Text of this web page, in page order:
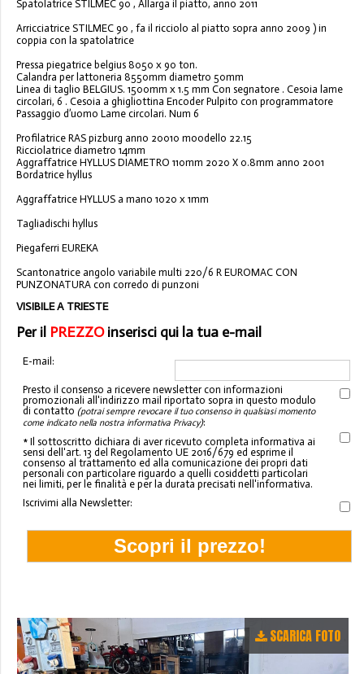
Spatolatrice STILMEC 90 , Allarga il piatto, anno 2011
Arricciatrice STILMEC 90 , fa il ricciolo al piatto sopra anno 2009 ) in
coppia con la spatolatrice
Pressa piegatrice belgius 8050 x 90 ton.
Calandra per lattoneria 8550mm diametro 50mm
Linea di taglio BELGIUS. 1500mm x 1.5 mm Con segnatore . Cesoia lame
circolari, 6 . Cesoia a ghigliottina Encoder Pulpito con programmatore
Passaggio d’uomo Lame circolari. Num 6
Profilatrice RAS pizburg anno 20010 moodello 22.15
Ricciolatrice diametro 14mm
Aggraffatrice HYLLUS DIAMETRO 110mm 2020 X 0.8mm anno 2001
Bordatrice hyllus
Aggraffatrice HYLLUS a mano 1020 x 1mm
Tagliadischi hyllus
Piegaferri EUREKA
Scantonatrice angolo variabile multi 220/6 R EUROMAC CON
PUNZONATURA con corredo di punzoni
VISIBILE A TRIESTE
Per il PREZZOinserisci qui la tua e-mail
E-mail:
Presto il consenso a ricevere newsletter con informazioni
promozionali all'indirizzo mail riportato sopra in questo modulo
di contatto (potrai sempre revocare il tuo consenso in qualsiasi momento
come indicato nella nostra informativa Privacy):
* Il sottoscritto dichiara di aver ricevuto completa informativa ai
sensi dell'art. 13 del Regolamento UE 2016/679 ed esprime il
consenso al trattamento ed alla comunicazione dei propri dati
personali con particolare riguardo a quelli cosiddetti particolari
nei limiti, per le finalità e per la durata precisati nell'informativa.
Iscrivimi alla Newsletter:
SCARICA FOTO